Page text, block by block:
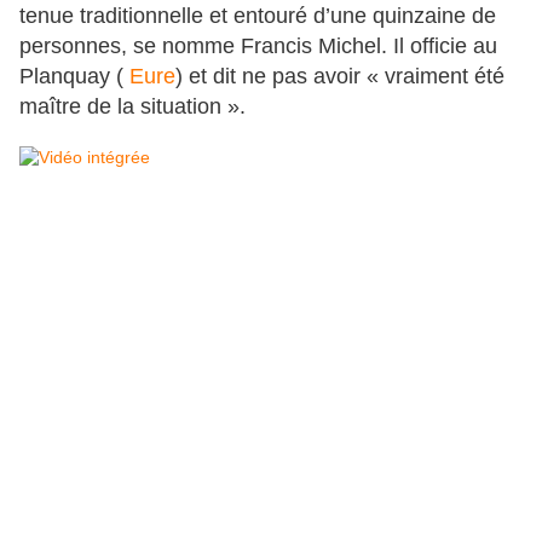
tenue traditionnelle et entouré d’une quinzaine de
personnes, se nomme Francis Michel. Il officie au
Planquay ( Eure) et dit ne pas avoir « vraiment été
maître de la situation ».